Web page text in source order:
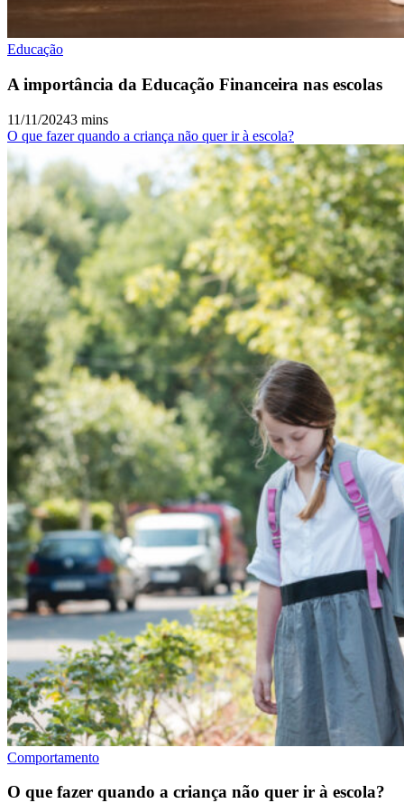
Educação
A importância da Educação Financeira nas escolas
11/11/20243 mins
O que fazer quando a criança não quer ir à escola?
Comportamento
O que fazer quando a criança não quer ir à escola?